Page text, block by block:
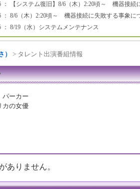
： 【システム復旧】8/6（木）2:20頃～ 機器接続
： 8/6（木）2:20頃～ 機器接続に失敗する事象に
： 8/19（水）システムメンテナンス
） > タレント出演番組情報
ーカー
カの女優
ありません。